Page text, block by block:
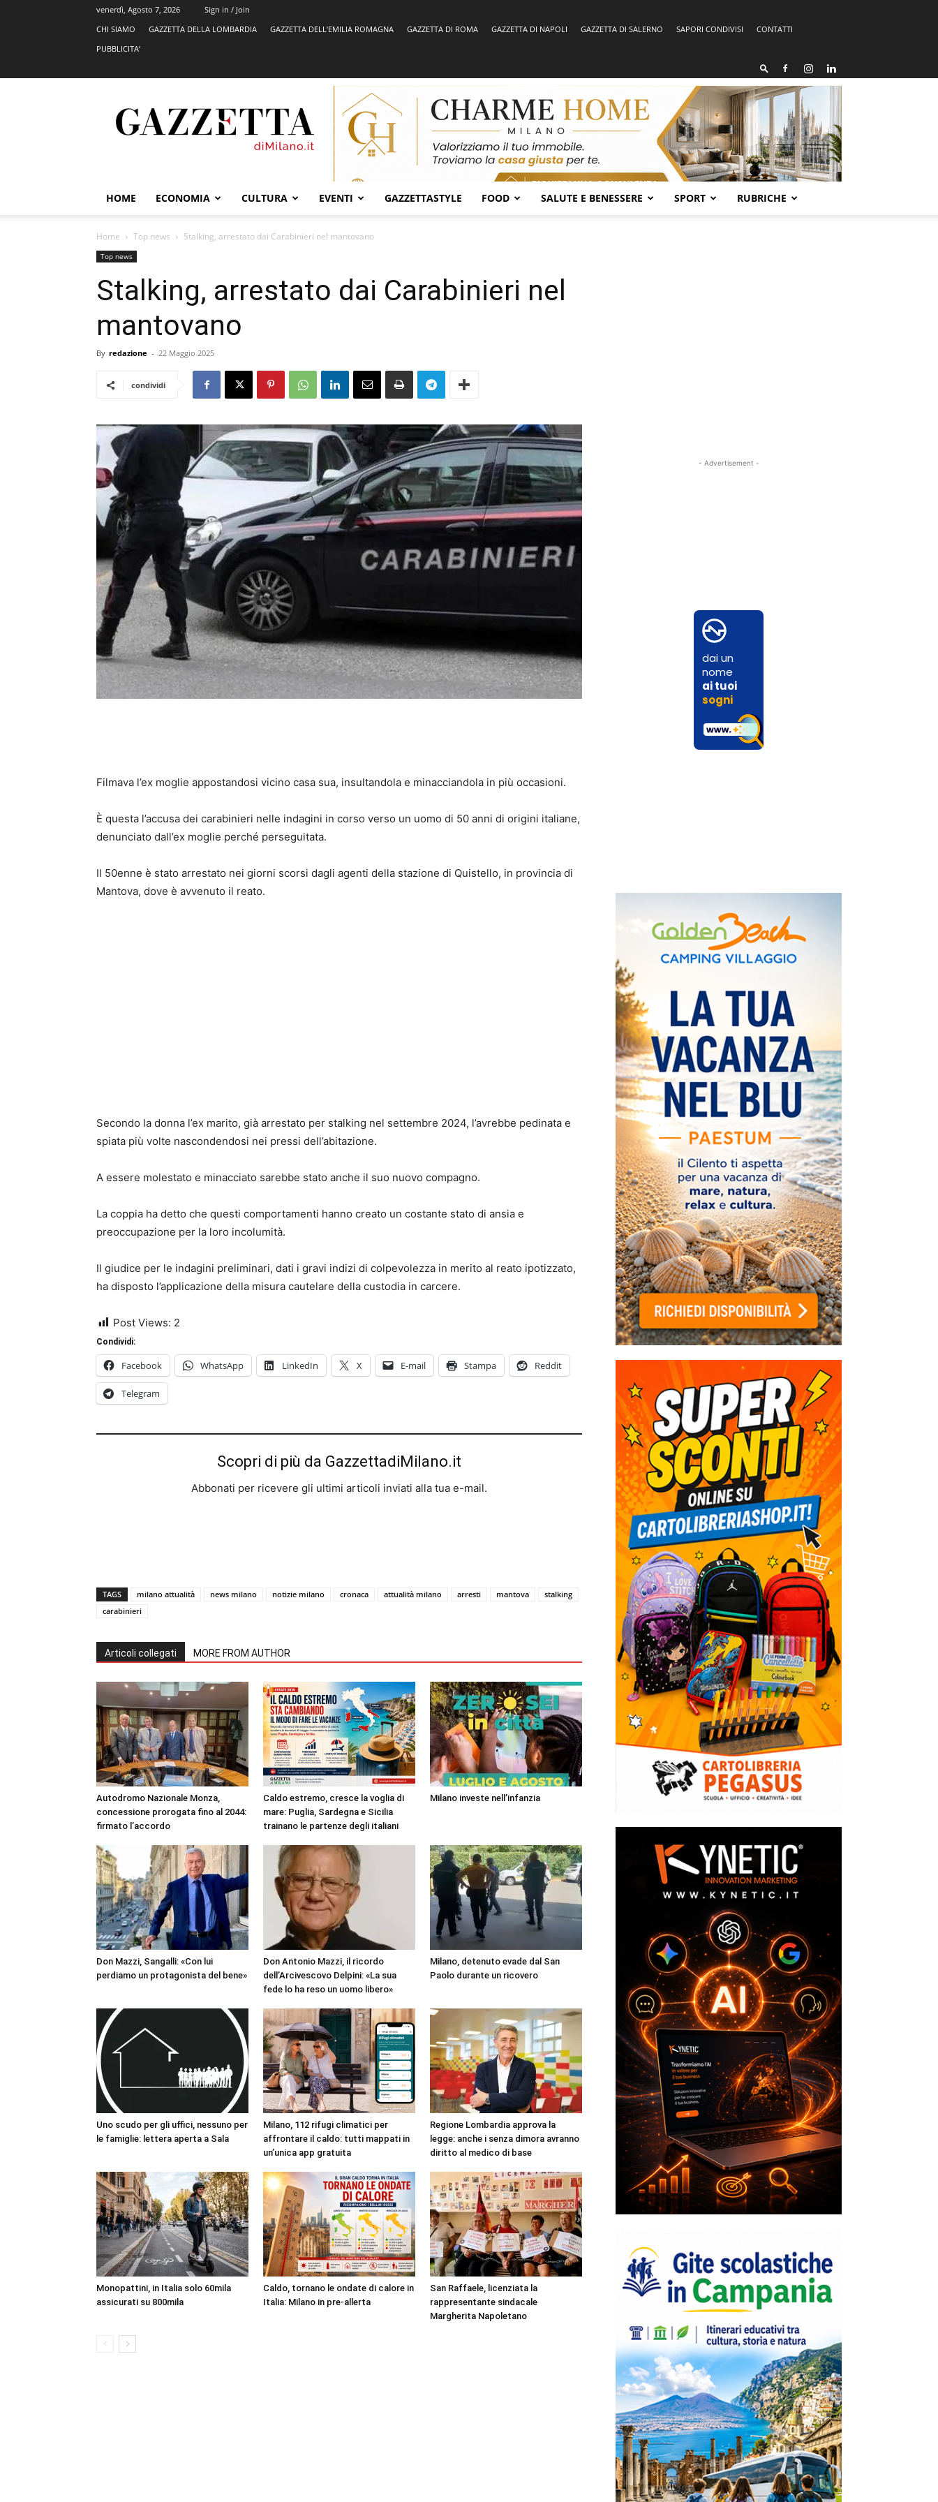
venerdì, Agosto 7, 2026
Sign in / Join
CHI SIAMO
GAZZETTA DELLA LOMBARDIA GAZZETTA DELL’EMILIA ROMAGNA GAZZETTA DI ROMA GAZZETTA DI NAPOLI GAZZETTA DI SALERNO SAPORI CONDIVISI
CONTATTI
PUBBLICITA’
HOME ECONOMIA CULTURA EVENTI GAZZETTASTYLE FOOD SALUTE E BENESSERE SPORT RUBRICHE
Home Top news Stalking, arrestato dai Carabinieri nel mantovano
Top news
Stalking, arrestato dai Carabinieri nel
mantovano
By redazione - 22 Maggio 2025
condividi
Filmava l’ex moglie appostandosi vicino casa sua, insultandola e minacciandola in più occasioni.
È questa l’accusa dei carabinieri nelle indagini in corso verso un uomo di 50 anni di origini italiane,
denunciato dall’ex moglie perché perseguitata.
Il 50enne è stato arrestato nei giorni scorsi dagli agenti della stazione di Quistello, in provincia di
Mantova, dove è avvenuto il reato.
Secondo la donna l’ex marito, già arrestato per stalking nel settembre 2024, l’avrebbe pedinata e
spiata più volte nascondendosi nei pressi dell’abitazione.
A essere molestato e minacciato sarebbe stato anche il suo nuovo compagno.
La coppia ha detto che questi comportamenti hanno creato un costante stato di ansia e
preoccupazione per la loro incolumità.
Il giudice per le indagini preliminari, dati i gravi indizi di colpevolezza in merito al reato ipotizzato,
ha disposto l’applicazione della misura cautelare della custodia in carcere.
Post Views: 2
Condividi:
Facebook WhatsApp LinkedIn X E-mail Stampa Reddit
Telegram
Scopri di più da GazzettadiMilano.it
Abbonati per ricevere gli ultimi articoli inviati alla tua e-mail.
TAGS milano attualità news milano notizie milano cronaca attualità milano arresti mantova
stalking
carabinieri
Articoli collegati MORE FROM AUTHOR
Autodromo Nazionale Monza,
concessione prorogata fino al 2044:
firmato l’accordo
Caldo estremo, cresce la voglia di
mare: Puglia, Sardegna e Sicilia
trainano le partenze degli italiani
Milano investe nell’infanzia
Don Mazzi, Sangalli: «Con lui
perdiamo un protagonista del bene»
Don Antonio Mazzi, il ricordo
dell’Arcivescovo Delpini: «La sua
fede lo ha reso un uomo libero»
Milano, detenuto evade dal San
Paolo durante un ricovero
Uno scudo per gli uffici, nessuno per
le famiglie: lettera aperta a Sala
Milano, 112 rifugi climatici per
affrontare il caldo: tutti mappati in
un’unica app gratuita
Regione Lombardia approva la
legge: anche i senza dimora avranno
diritto al medico di base
Monopattini, in Italia solo 60mila
assicurati su 800mila
Caldo, tornano le ondate di calore in
Italia: Milano in pre-allerta
San Raffaele, licenziata la
rappresentante sindacale
Margherita Napoletano
- Advertisement -